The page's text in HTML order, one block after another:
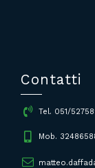
Contatti
Tel. 051/
Mob.